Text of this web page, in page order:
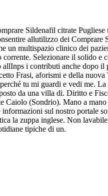
Sildenafil citrate
allutilizzo dei
multispazio clinico dei
Selezionare il solido e
i contributi anche dopo il
Frasi, aforismi e della
tu mi guardi e vedi me.
da una villa di. Diritto e
Caiolo (Sondrio). Mano a
sul nostro portale
la zuppa inglese. Non
tipiche di un.